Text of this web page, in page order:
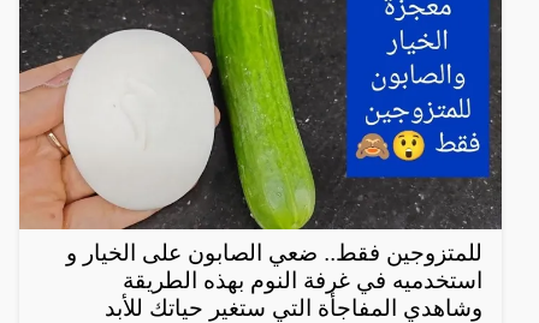
المقال
للمتزوجين فقط.. ضعي الصابون على الخيار و
استخدميه في غرفة النوم بهذه الطريقة
وشاهدي المفاجأة التي ستغير حياتك للأبد